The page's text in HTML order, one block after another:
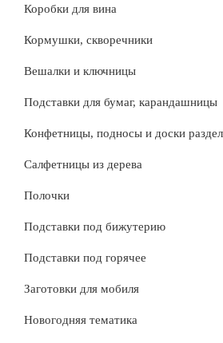
Коробки для вина
Кормушки, скворечники
Вешалки и ключницы
Подставки для бумаг, карандашницы
Конфетницы, подносы и доски
Салфетницы из дерева
Полочки
Подставки под бижутерию
Подставки под горячее
Заготовки для мобиля
Новогодняя тематика